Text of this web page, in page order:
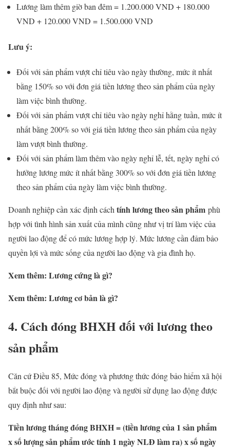
Lương làm thêm giờ ban đêm = 1.200.000 VND + 180.000
VND + 120.000 VND = 1.500.000 VND
Lưu ý:
Đối với sản phẩm vượt chỉ tiêu vào ngày thường, mức ít nhất
bằng 150% so với đơn giá tiền lương theo sản phẩm của ngày
làm việc bình thường.
Đối với sản phẩm vượt chỉ tiêu vào ngày nghỉ hằng tuần, mức ít
nhất bằng 200% so với giá tiền lương theo sản phẩm của ngày
làm vượt bình thường.
Đối với sản phẩm làm thêm vào ngày nghỉ lễ, tết, ngày nghỉ có
hưởng lương mức ít nhất bằng 300% so với đơn giá tiền lương
theo sản phẩm của ngày làm việc bình thường.
Doanh nghiệp cần xác định cách tính lương theo sản phẩm phù
hợp với tình hình sản xuất của mình cũng như vị trí làm việc của
người lao động để có mức lương hợp lý. Mức lương cần đảm bảo
quyền lợi và mức sống của người lao động và gia đình họ.
Xem thêm: Lương cứng là gì?
Xem thêm: Lương cơ bản là gì?
4. Cách đóng BHXH đối với lương theo
sản phẩm
Căn cứ Điều 85, Mức đóng và phương thức đóng bảo hiểm xã hội
bắt buộc đối với người lao động và người sử dụng lao động được
quy định như sau:
Tiền lương tháng đóng BHXH = (tiền lương của 1 sản phẩm
x số lượng sản phẩm ước tính 1 ngày NLĐ làm ra) x số ngày